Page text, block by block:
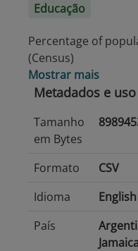
Educação
Percentage of
(Census)
Mostrar mais
Metadados e uso
Tamanho
em Bytes
Formato
CSV
Idioma
English
País